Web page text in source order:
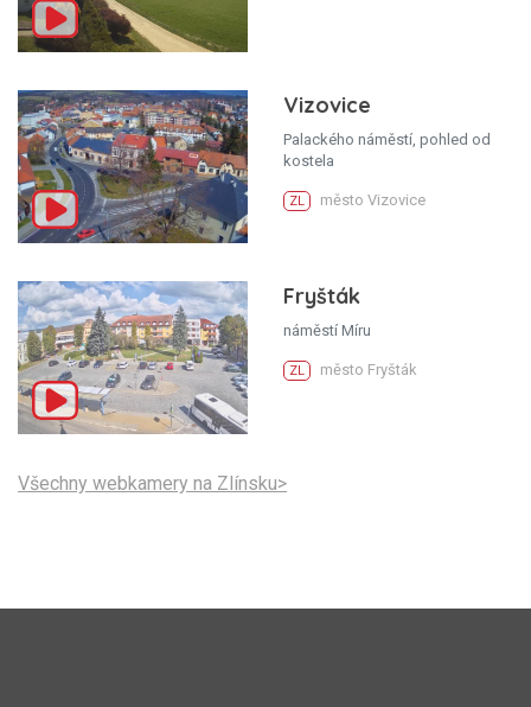
Vizovice
Palackého náměstí, pohled od
kostela
ZL město Vizovice
Fryšták
náměstí Míru
ZL město Fryšták
Všechny webkamery na Zlínsku>